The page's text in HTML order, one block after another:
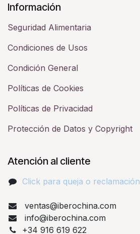
Información
Seguridad Alimentaria
Condiciones de Usos
Condición General
Políticas de Cookies
Políticas de Privacidad
Protección de Datos y Copyright
Atención al cliente
Click para queja o reclamación​
ventas@iberochina.com
info@iberochina.com
+34 916 619 622